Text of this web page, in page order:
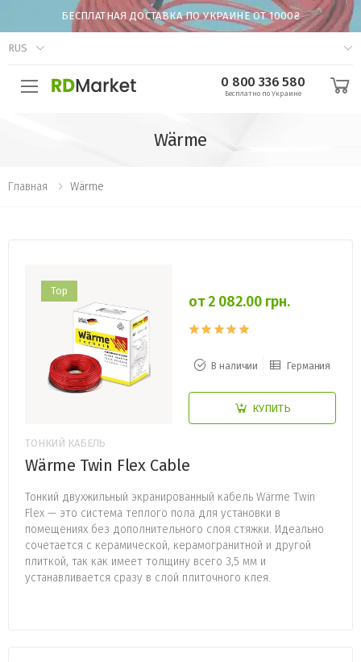
БЕСПЛАТНАЯ ДОСТАВКА ПО УКРАИНЕ ОТ 1000₴
RUS
0 800 336 580
Бесплатно по Украине
Wärme
Главная Wärme
Top
от 2 082.00 грн.
В наличии Германия
КУПИТЬ
ТОНКИЙ КАБЕЛЬ
Wärme Twin Flex Cable
Тонкий двухжильный экранированный кабель Wärme Twin
Flex — это система теплого пола для установки в
помещениях без дополнительного слоя стяжки. Идеально
сочетается с керамической, керамогранитной и другой
плиткой, так как имеет толщину всего 3,5 мм и
устанавливается сразу в слой плиточного клея.